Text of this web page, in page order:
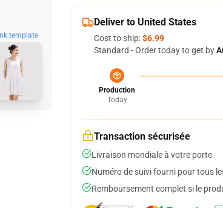
template
Deliver to United States
Cost to ship:$6.99
Standard - Order today to get by
Production
Today
Transaction sécurisée
Livraison mondiale à votre porte
Numéro de suivi fourni pour tous
Remboursement complet si le